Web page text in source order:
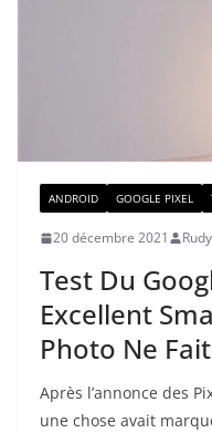
ANDROID GOOGLE PIXEL
20 décembre 2021 Rudy
Test Du
Excellent
Photo Ne
Après l’annonce des
une chose avait